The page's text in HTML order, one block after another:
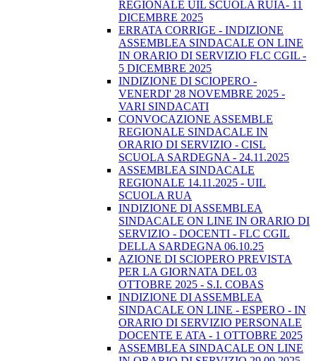
REGIONALE UIL SCUOLA RUIA- 11
DICEMBRE 2025
ERRATA CORRIGE - INDIZIONE
ASSEMBLEA SINDACALE ON LINE
IN ORARIO DI SERVIZIO FLC CGIL -
5 DICEMBRE 2025
INDIZIONE DI SCIOPERO -
VENERDI' 28 NOVEMBRE 2025 -
VARI SINDACATI
CONVOCAZIONE ASSEMBLE
REGIONALE SINDACALE IN
ORARIO DI SERVIZIO - CISL
SCUOLA SARDEGNA - 24.11.2025
ASSEMBLEA SINDACALE
REGIONALE 14.11.2025 - UIL
SCUOLA RUA
INDIZIONE DI ASSEMBLEA
SINDACALE ON LINE IN ORARIO DI
SERVIZIO - DOCENTI - FLC CGIL
DELLA SARDEGNA 06.10.25
AZIONE DI SCIOPERO PREVISTA
PER LA GIORNATA DEL 03
OTTOBRE 2025 - S.I. COBAS
INDIZIONE DI ASSEMBLEA
SINDACALE ON LINE - ESPERO - IN
ORARIO DI SERVIZIO PERSONALE
DOCENTE E ATA - 1 OTTOBRE 2025
ASSEMBLEA SINDACALE ON LINE